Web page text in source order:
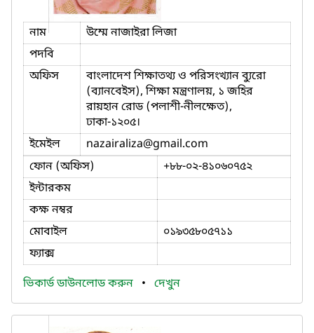
নাম
উম্মে নাজাইরা লিজা
পদবি
অফিস
বাংলাদেশ শিক্ষাতথ্য ও পরিসংখ্যান ব্যুরো
(ব্যানবেইস), শিক্ষা মন্ত্রণালয়, ১ জহির
রায়হান রোড (পলাশী-নীলক্ষেত),
ঢাকা-১২০৫।
ইমেইল
nazairaliza@gmail.com
ফোন (অফিস)
+৮৮-০২-৪১০৬০৭৫২
ইন্টারকম
কক্ষ নম্বর
মোবাইল
০১৯৩৫৮০৫৭১১
ফ্যাক্স
ভিকার্ড ডাউনলোড করুন • দেখুন